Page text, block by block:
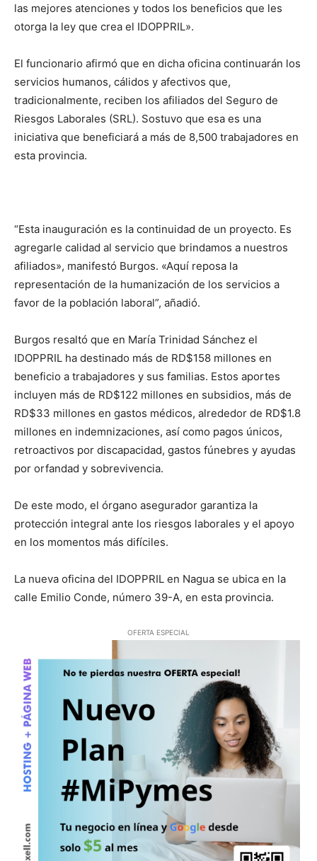
las mejores atenciones y todos los beneficios que les
otorga la ley que crea el IDOPPRIL».
El funcionario afirmó que en dicha oficina continuarán los
servicios humanos, cálidos y afectivos que,
tradicionalmente, reciben los afiliados del Seguro de
Riesgos Laborales (SRL). Sostuvo que esa es una
iniciativa que beneficiará a más de 8,500 trabajadores en
esta provincia.
“Esta inauguración es la continuidad de un proyecto. Es
agregarle calidad al servicio que brindamos a nuestros
afiliados», manifestó Burgos. «Aquí reposa la
representación de la humanización de los servicios a
favor de la población laboral”, añadió.
Burgos resaltó que en María Trinidad Sánchez el
IDOPPRIL ha destinado más de RD$158 millones en
beneficio a trabajadores y sus familias. Estos aportes
incluyen más de RD$122 millones en subsidios, más de
RD$33 millones en gastos médicos, alrededor de RD$1.8
millones en indemnizaciones, así como pagos únicos,
retroactivos por discapacidad, gastos fúnebres y ayudas
por orfandad y sobrevivencia.
De este modo, el órgano asegurador garantiza la
protección integral ante los riesgos laborales y el apoyo
en los momentos más difíciles.
La nueva oficina del IDOPPRIL en Nagua se ubica en la
calle Emilio Conde, número 39-А, en esta provincia.
OFERTA ESPECIAL